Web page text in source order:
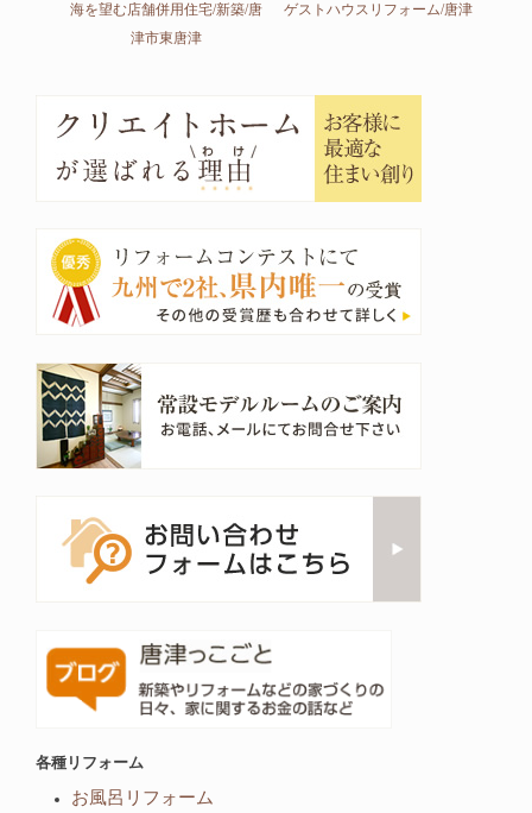
海を望む店舗併用住宅/新築/唐
津市東唐津
ゲストハウスリフォーム/唐津
各種リフォーム
お風呂リフォーム